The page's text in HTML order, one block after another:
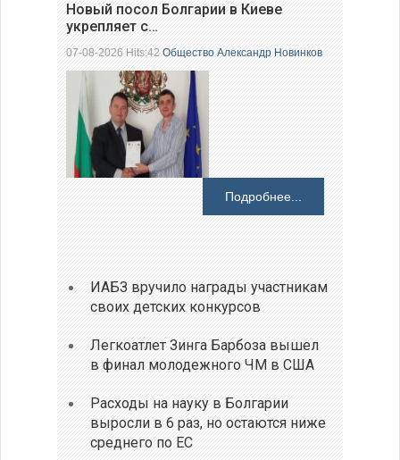
Новый посол Болгарии в Киеве
укрепляет с…
07-08-2026 Hits:42Общество Александр Новинков
Подробнее...
ИАБЗ вручило награды участникам
своих детских конкурсов
Легкоатлет Зинга Барбоза вышел
в финал молодежного ЧМ в США
Расходы на науку в Болгарии
выросли в 6 раз, но остаются ниже
среднего по ЕС